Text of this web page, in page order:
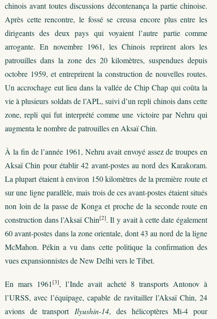
chinois avant toutes discussions décontenança la partie chinoise.
Après cette rencontre, le fossé se creusa encore plus entre les
dirigeants des deux pays qui voyaient l’autre partie comme
arrogante. En novembre 1961, les Chinois reprirent alors les
patrouilles dans la zone des 20 kilomètres, suspendues depuis
octobre 1959, et entreprirent la construction de nouvelles routes.
Un accrochage eut lieu dans la vallée de Chip Chap qui coûta la
vie à plusieurs soldats de l’APL, suivi d’un repli chinois dans cette
zone, repli qui fut interprété comme une victoire par Nehru qui
augmenta le nombre de patrouilles en Aksaï Chin.
À la fin de l’année 1961, Nehru avait envoyé assez de troupes en
Aksaï Chin pour établir 42 avant-postes au nord des Karakoram.
La plupart étaient à environ 150 kilomètres de la première route et
sur une ligne parallèle, mais trois de ces avant-postes étaient situés
non loin de la passe de Konga et proche de la seconde route en
construction dans l’Aksaï Chin[2]. Il y avait à cette date également
60 avant-postes dans la zone orientale, dont 43 au nord de la ligne
McMahon. Pékin a vu dans cette politique la confirmation des
vues expansionnistes de New Delhi vers le Tibet.
En mars 1961 [3], l’Inde avait acheté 8 transports Antonov à
l’URSS, avec l’équipage, capable de ravitailler l’Aksaï Chin, 24
avions de transportIlyushin-14, des hélicoptères Mi-4 pour